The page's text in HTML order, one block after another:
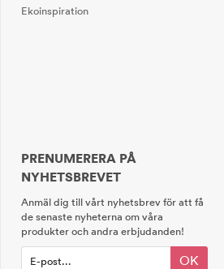
Ekoinspiration
PRENUMERERA PÅ
NYHETSBREVET
Anmäl dig till vårt nyhetsbrev för att få
de senaste nyheterna om våra
produkter och andra erbjudanden!
OK